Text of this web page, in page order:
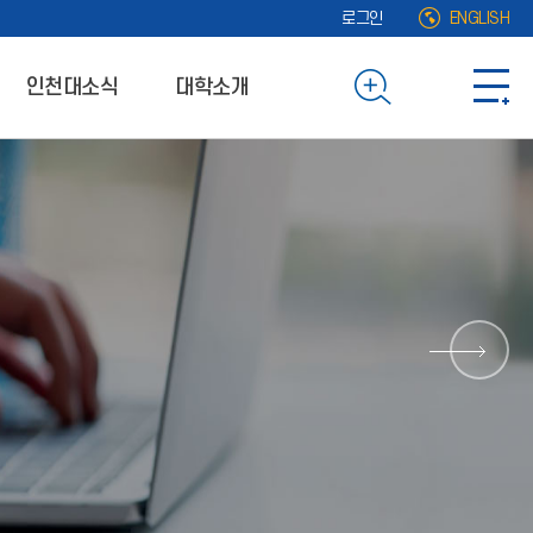
로그인 ENGLISH
인천대소식 대학소개